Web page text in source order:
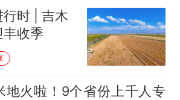
时 | 吉木
丰收季
地火啦！9个省份上千人专